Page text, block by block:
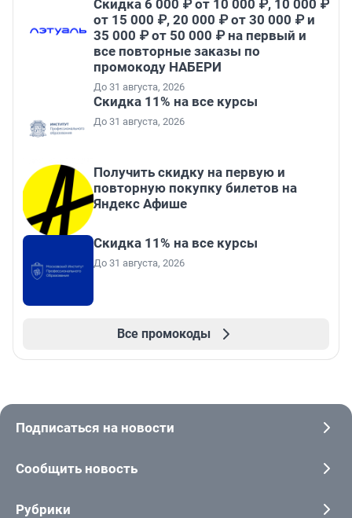
Скидка 6 000 ₽ от 10 000 ₽, 10 000 ₽
от 15 000 ₽, 20 000 ₽ от 30 000 ₽ и
35 000 ₽ от 50 000 ₽ на первый и
все повторные заказы по
промокоду НАБЕРИ
До 31 августа, 2026
Скидка 11% на все курсы
До 31 августа, 2026
Получить скидку на первую и
повторную покупку билетов на
Яндекс Афише
Скидка 11% на все курсы
До 31 августа, 2026
Все промокоды
Подписаться на новости
Сообщить новость
Рубрики